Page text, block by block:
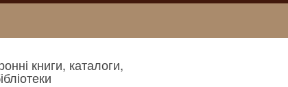
книги, каталоги,